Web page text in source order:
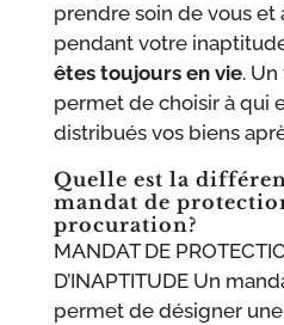
prendre soin de vous
pendant votre
êtes toujours en vie.
permet de choisir à qui
distribués vos biens
Quelle est la
mandat de
procuration?
MANDAT DE
D’INAPTITUDE Un
permet de désigner